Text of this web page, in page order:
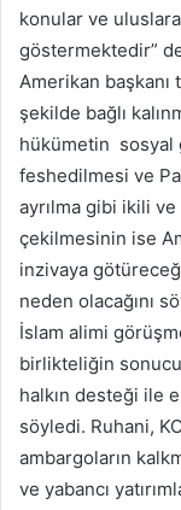
konular ve
göstermektedir”
Amerikan başkanı
şekilde bağlı
hükümetin sosyal
feshedilmesi ve
ayrılma gibi ikili
çekilmesinin ise
inzivaya
neden olacağını
İslam alimi
birlikteliğin
halkın desteği ile
söyledi. Ruhani,
ambargoların
ve yabancı